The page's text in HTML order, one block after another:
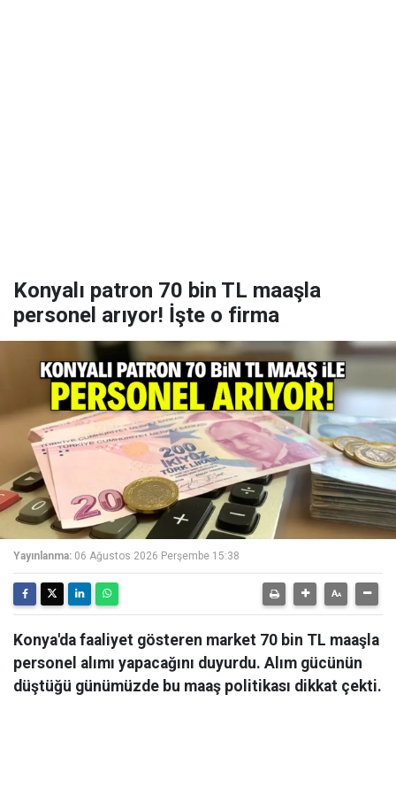
Konyalı patron 70 bin TL maaşla
personel arıyor! İşte o firma
Yayınlanma: 06 Ağustos 2026 Perşembe 15:38
Konya'da faaliyet gösteren market 70 bin TL maaşla
personel alımı yapacağını duyurdu. Alım gücünün
düştüğü günümüzde bu maaş politikası dikkat çekti.